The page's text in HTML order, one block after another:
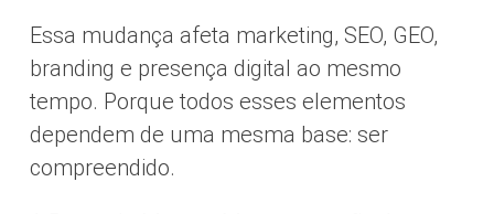
Essa mudança afeta marketing, SEO, GEO,
branding e presença digital ao mesmo
tempo. Porque todos esses elementos
dependem de uma mesma base: ser
compreendido.